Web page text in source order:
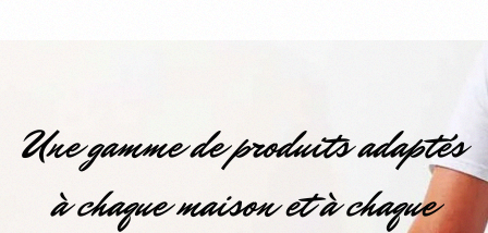
Une gamme de produits adaptés
à chaque maison et à chaque